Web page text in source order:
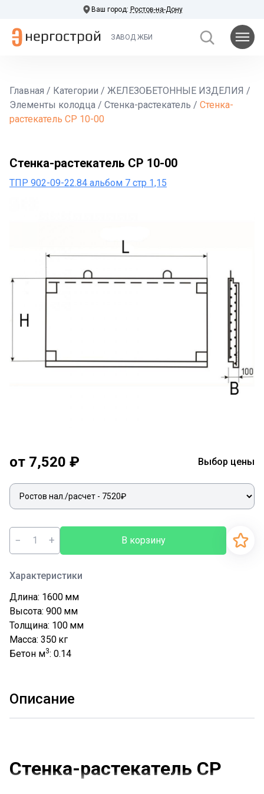
Ваш город: Ростов-на-Дону
ЗАВОД ЖБИ
Главная / Категории / ЖЕЛЕЗОБЕТОННЫЕ ИЗДЕЛИЯ /
Элементы колодца / Стенка-растекатель / Стенка-
растекатель СР 10-00
Стенка-растекатель СР 10-00
ТПР 902-09-22.84 альбом 7 стр 1,15
от 7,520 ₽ Выбор цены
− + В корзину
Характеристики
Длина: 1600 мм
Высота: 900 мм
Толщина: 100 мм
Масса: 350 кг
Бетон м3: 0.14
Описание
Стенка-растекатель СР